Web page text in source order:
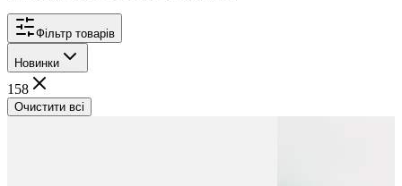
Фільтр товарів
Новинки
158
Очистити всі